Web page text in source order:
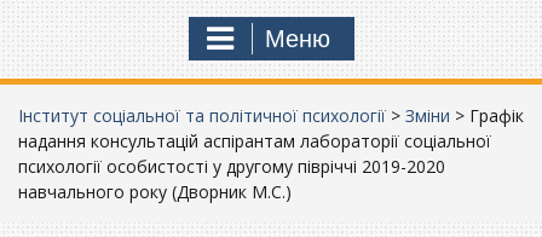
Меню
Інститут соціальної та політичної психології > Зміни > Графік
надання консультацій аспірантам лабораторії соціальної
психології особистості у другому півріччі 2019-2020
навчального року (Дворник М.С.)